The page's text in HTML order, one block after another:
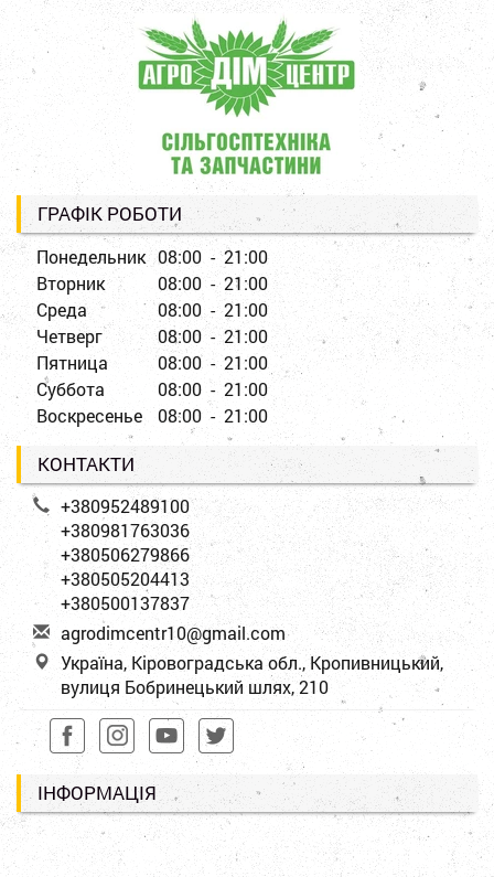
ГРАФІК РОБОТИ
Понедельник 08:00 - 21:00
Вторник
08:00 - 21:00
Среда
08:00 - 21:00
Четверг
08:00 - 21:00
Пятница
08:00 - 21:00
Суббота
08:00 - 21:00
Воскресенье
08:00 - 21:00
КОНТАКТИ
+380952489100
+380981763036
+380506279866
+380505204413
+380500137837
agrodimcentr10@gmail.com
Україна, Кіровоградська обл., Кропивницький,
вулиця Бобринецький шлях, 210
ІНФОРМАЦІЯ